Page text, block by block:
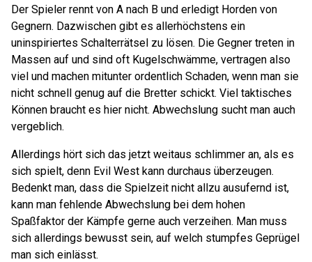
Der Spieler rennt von A nach B und erledigt Horden von
Gegnern. Dazwischen gibt es allerhöchstens ein
uninspiriertes Schalterrätsel zu lösen. Die Gegner treten in
Massen auf und sind oft Kugelschwämme, vertragen also
viel und machen mitunter ordentlich Schaden, wenn man sie
nicht schnell genug auf die Bretter schickt. Viel taktisches
Können braucht es hier nicht. Abwechslung sucht man auch
vergeblich.
Allerdings hört sich das jetzt weitaus schlimmer an, als es
sich spielt, denn Evil West kann durchaus überzeugen.
Bedenkt man, dass die Spielzeit nicht allzu ausufernd ist,
kann man fehlende Abwechslung bei dem hohen
Spaßfaktor der Kämpfe gerne auch verzeihen. Man muss
sich allerdings bewusst sein, auf welch stumpfes Geprügel
man sich einlässt.